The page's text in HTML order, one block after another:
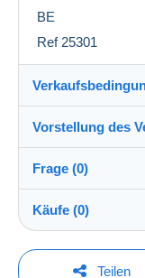
BE
Ref 25301
Versand nach:
Die Liste der
Versand:
Vorkasse
Zu Lasten des
Vorstellung des
cartobs
PRO
Frage (0)
Um eine
Käufe (0)
Teilen